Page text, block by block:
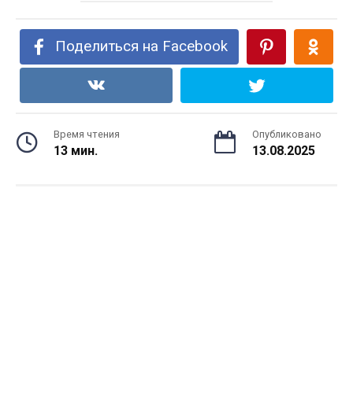
Поделиться на Facebook
Время чтения
13 мин.
Опубликовано
13.08.2025